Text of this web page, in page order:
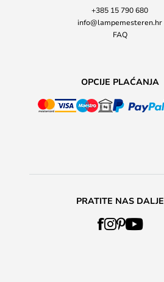
+385 15 790 680
info@lampemesteren.hr
FAQ
OPCIJE PLAĆANJA
PRATITE NAS DALJE